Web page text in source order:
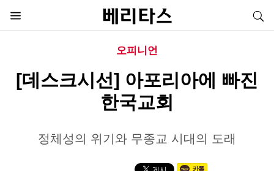
오피니언
[데스크시선] 아포리아에 빠진
한국교회
정체성의 위기와 무종교 시대의 도래